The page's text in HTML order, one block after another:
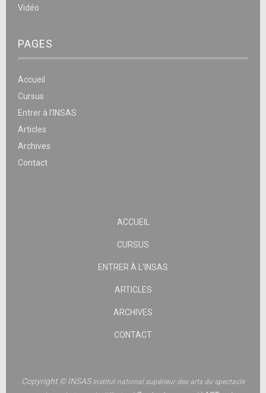
Vidéo
PAGES
Accueil
Cursus
Entrer à l’INSAS
Articles
Archives
Contact
ACCUEIL
CURSUS
ENTRER À L’INSAS
ARTICLES
ARCHIVES
CONTACT
Copyright © INSASInstitut national supérieur des arts du spectacle